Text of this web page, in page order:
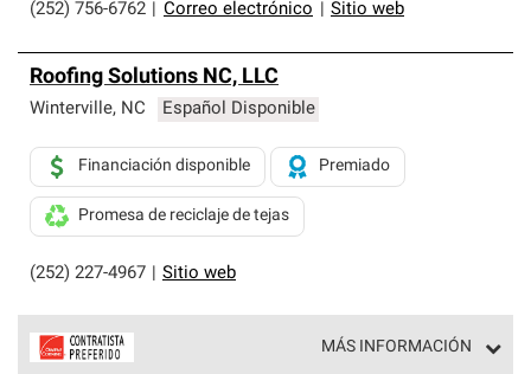
(252) 756-6762 Correo electrónico Sitio web
Roofing Solutions NC, LLC
Winterville, NC Español Disponible
(252) 227-4967 Sitio web
Financiación disponible Premiado
Promesa de reciclaje de tejas
MÁS INFORMACIÓN